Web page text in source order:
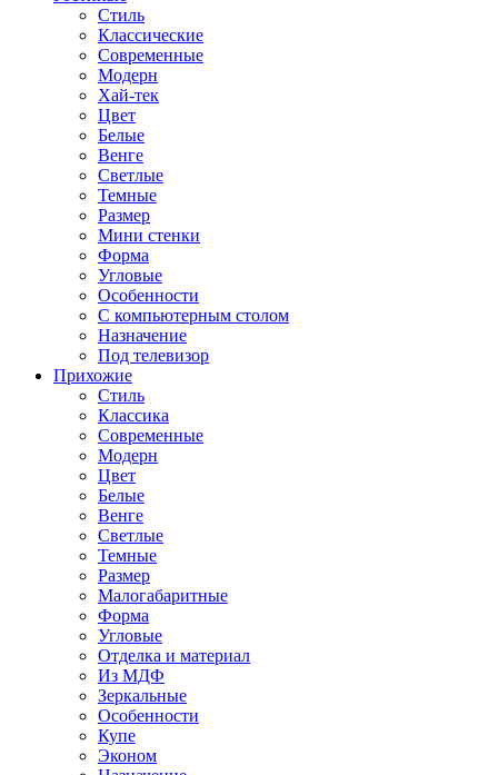
Стиль
Классические
Современные
Модерн
Хай-тек
Цвет
Белые
Венге
Светлые
Темные
Размер
Мини стенки
Форма
Угловые
Особенности
С компьютерным столом
Назначение
Под телевизор
Прихожие
Стиль
Классика
Современные
Модерн
Цвет
Белые
Венге
Светлые
Темные
Размер
Малогабаритные
Форма
Угловые
Отделка и материал
Из МДФ
Зеркальные
Особенности
Купе
Эконом